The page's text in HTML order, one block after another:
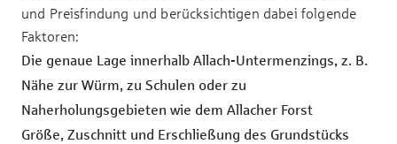
und Preisfindung und berücksichtigen dabei folgende
Faktoren:
Die genaue Lage innerhalb Allach-Untermenzings, z. B.
Nähe zur Würm, zu Schulen oder zu
Naherholungsgebieten wie dem Allacher Forst
Größe, Zuschnitt und Erschließung des Grundstücks